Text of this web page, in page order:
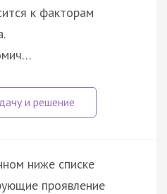
к факторам
ниже списке
проявление